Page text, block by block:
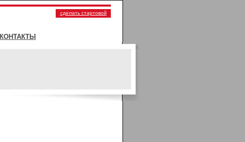
сделать стартовой
КОНТАКТЫ